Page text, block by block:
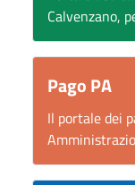
Calvenzano,
Pago PA
Il portale dei